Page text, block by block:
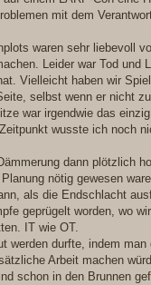
mit dem
waren sehr liebevoll
Leider war Tod
Vielleicht haben wir
selbst wenn er nicht
war irgendwie das
wusste ich noch
dann plötzlich
nötig gewesen
als die Endschlacht
geprügelt worden, wo
IT wie OT.
werden durfte, indem
Arbeit machen
schon in den Brunnen